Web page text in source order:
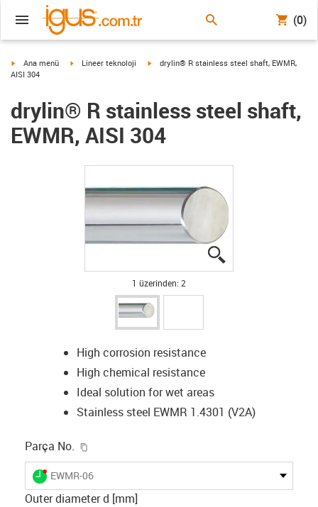
(0)
igus-icon-arrow-right
Ana menü igus-icon-arrow-right
Lineer teknoloji igus-icon-arrow-right
drylin® R stainless steel shaft, EWMR,
AISI 304
drylin® R stainless steel shaft,
EWMR, AISI 304
1 üzerinden: 2
High corrosion resistance
High chemical resistance
Ideal solution for wet areas
Stainless steel EWMR 1.4301 (V2A)
Parça No.
igus-icon-lieferzeit-dot
EWMR-06
Outer diameter d [mm]